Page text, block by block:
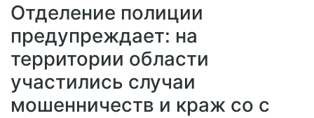
Отделение полиции
предупреждает: на
территории области
участились случаи
мошенничеств и краж со с